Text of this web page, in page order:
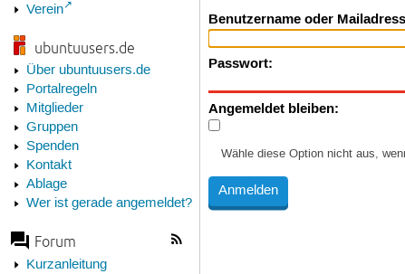
Verein
ubuntuusers.de
Über ubuntuusers.de
Portalregeln
Mitglieder
Gruppen
Spenden
Kontakt
Ablage
Wer ist gerade angemeldet?
Forum
Kurzanleitung
Benutzername oder
Passwort:
Angemeldet bleiben:
Wähle diese Option nicht aus,